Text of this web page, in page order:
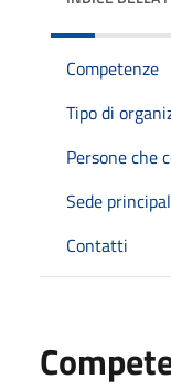
Competenze
Tipo di
Persone che
Sede
Contatti